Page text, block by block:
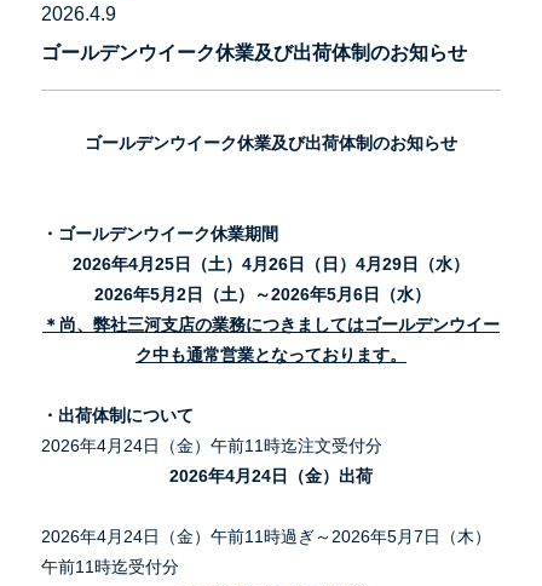
2026.4.9
ゴールデンウイーク休業及び出荷体制のお知らせ
ゴールデンウイーク休業及び出荷体制のお知らせ
・ゴールデンウイーク休業期間
2026年4月25日（土）4月26日（日） 4月29日（水）
2026年5月2日（土）～2026年5月6日（水）
＊尚、弊社三河支店の業務につきましてはゴールデンウイー
ク中も通常営業となっております。
・出荷体制について
2026年4月24日（金）午前11時迄注文受付分
2026年4月24日（金）出荷
2026年4月24日（金）午前11時過ぎ～2026年5月7日（木）
午前11時迄受付分